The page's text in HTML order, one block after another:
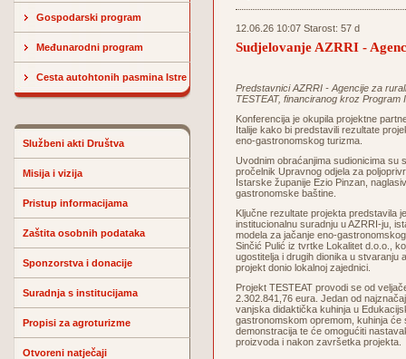
Gospodarski program
Međunarodni program
Cesta autohtonih pasmina Istre
Službeni akti Društva
Misija i vizija
Pristup informacijama
Zaštita osobnih podataka
Sponzorstva i donacije
Suradnja s institucijama
Propisi za agroturizme
Otvoreni natječaji
12.06.26 10:07 Starost: 57 d
Sudjelovanje AZRRI -
Predstavnici AZRRI - Agencije za
TESTEAT, financiranog kroz
Konferencija je okupila projektne
Italije kako bi predstavili rezultate
eno-gastronomskog turizma.
Uvodnim obraćanjima sudionicima su
pročelnik Upravnog odjela za
Istarske županije Ezio Pinzan,
gastronomske baštine.
Ključne rezultate projekta predstavila
institucionalnu suradnju u AZRRI-ju,
modela za jačanje eno-
Sinčić Pulić iz tvrtke Lokalitet d.o.o.,
ugostitelja i drugih dionika u stvaranju
projekt donio lokalnoj zajednici.
Projekt TESTEAT provodi se od
2.302.841,76 eura. Jedan od
vanjska didaktička kuhinja u
gastronomskom opremom, kuhinja
demonstracija te će omogućiti
proizvoda i nakon završetka projekta.